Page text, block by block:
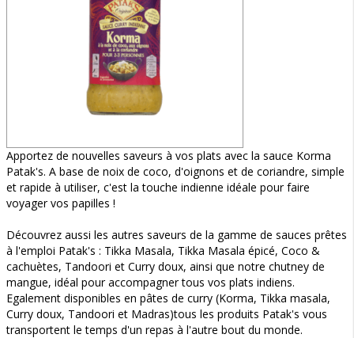
Apportez de nouvelles saveurs à vos plats avec la sauce Korma
Patak's. A base de noix de coco, d'oignons et de coriandre, simple
et rapide à utiliser, c'est la touche indienne idéale pour faire
voyager vos papilles !
Découvrez aussi les autres saveurs de la gamme de sauces prêtes
à l'emploi Patak's : Tikka Masala, Tikka Masala épicé, Coco &
cachuètes, Tandoori et Curry doux, ainsi que notre chutney de
mangue, idéal pour accompagner tous vos plats indiens.
Egalement disponibles en pâtes de curry (Korma, Tikka masala,
Curry doux, Tandoori et Madras)tous les produits Patak's vous
transportent le temps d'un repas à l'autre bout du monde.